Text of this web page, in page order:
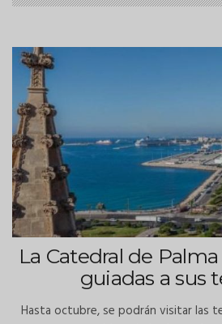
La Catedral de
guiadas a sus
Hasta octubre, se podrán visitar las